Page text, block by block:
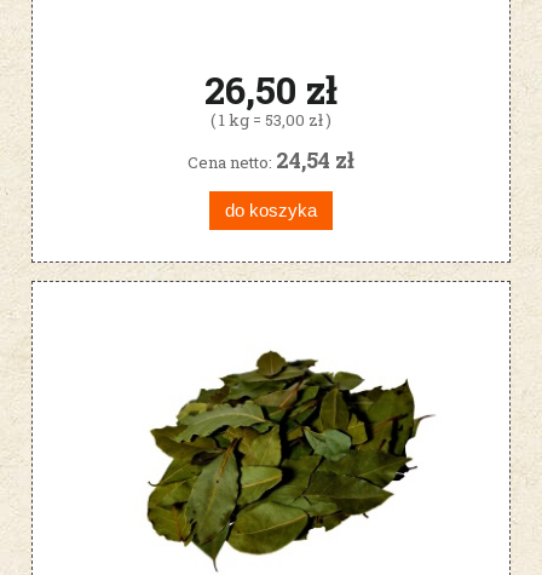
26,50 zł
( 1 kg = 53,00 zł )
Cena netto: 24,54 zł
do koszyka